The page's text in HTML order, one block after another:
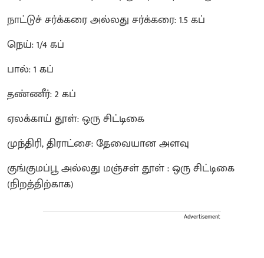
நாட்டுச் சர்க்கரை அல்லது சர்க்கரை: 1.5 கப்
நெய்: 1/4 கப்
பால்: 1 கப்
தண்ணீர்: 2 கப்
ஏலக்காய் தூள்: ஒரு சிட்டிகை
முந்திரி, திராட்சை: தேவையான அளவு
குங்குமப்பூ அல்லது மஞ்சள் தூள் : ஒரு சிட்டிகை
(நிறத்திற்காக)
Advertisement